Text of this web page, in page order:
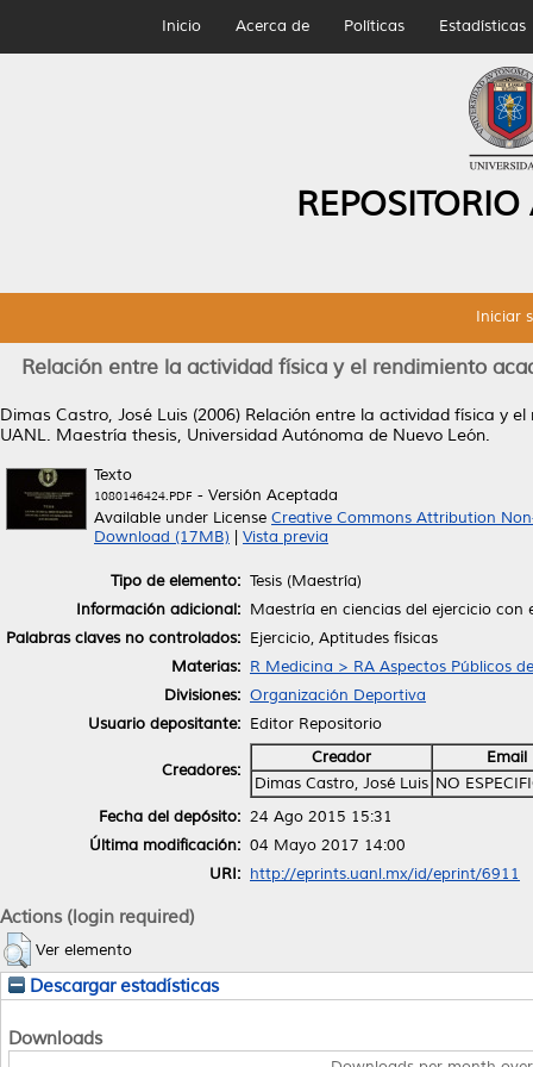
Inicio Acerca de Políticas Estadísticas
Iniciar
Relación entre la actividad física y el rendimiento
Dimas Castro, José Luis (2006) Relación entre la actividad física y
UANL. Maestría thesis, Universidad Autónoma de Nuevo León.
Texto
1080146424.PDF - Versión Aceptada
Available under License Creative Commons Attribution
Download (17MB)
Vista previa
Tipo de elemento: Tesis (Maestría)
Información adicional: Maestría en ciencias del ejercicio
Palabras claves no controlados: Ejercicio, Aptitudes físicas
Materias: R Medicina > RA Aspectos Públicos
Divisiones: Organización Deportiva
Usuario depositante: Editor Repositorio
Creadores:
Creador
Email
Dimas Castro, José Luis NO
Fecha del depósito: 24 Ago 2015 15:31
Última modificación: 04 Mayo 2017 14:00
URI: http://eprints.uanl.mx/id/eprint/6911
Actions (login required)
Ver elemento
Descargar estadísticas
Downloads